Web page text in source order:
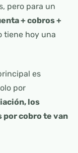
pero para un
+ cobros +
tiene hoy una
es
por
los
por cobro te van